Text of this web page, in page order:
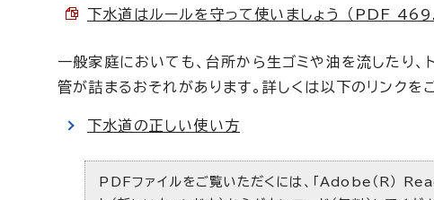
下水道はルールを守って使いましょう （PDF
一般家庭においても、台所から生ゴミや油を流したり、
管が詰まるおそれがあります。詳しくは以下のリンクを
下水道の正しい使い方
PDFファイルをご覧いただくには、「Adobe（R）